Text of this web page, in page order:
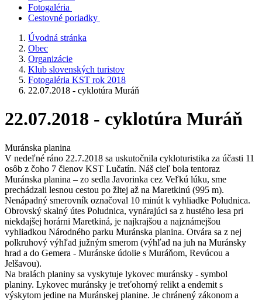
Fotogaléria
Cestovné poriadky
Úvodná stránka
Obec
Organizácie
Klub slovenských turistov
Fotogaléria KST rok 2018
22.07.2018 - cyklotúra Muráň
22.07.2018 - cyklotúra Muráň
Muránska planina
V nedeľné ráno 22.7.2018 sa uskutočnila cykloturistika za účasti 11
osôb z čoho 7 členov KST Lučatín. Náš cieľ bola tentoraz
Muránska planina – zo sedla Javorinka cez Veľkú lúku, sme
prechádzali lesnou cestou po žltej až na Maretkinú (995 m).
Nenápadný smerovník označoval 10 minút k vyhliadke Poludnica.
Obrovský skalný útes Poludnica, vynárajúci sa z hustého lesa pri
niekdajšej horárni Maretkiná, je najkrajšou a najznámejšou
vyhliadkou Národného parku Muránska planina. Otvára sa z nej
polkruhový výhľad južným smerom (výhľad na juh na Muránsky
hrad a do Gemera - Muránske údolie s Muráňom, Revúcou a
Jelšavou).
Na bralách planiny sa vyskytuje lykovec muránsky - symbol
planiny. Lykovec muránsky je treťohorný relikt a endemit s
výskytom jedine na Muránskej planine. Je chránený zákonom a